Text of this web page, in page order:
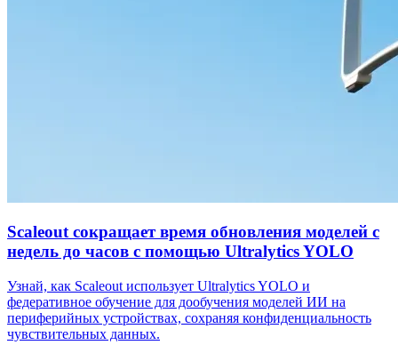
Scaleout сокращает время обновления моделей с
недель до часов с помощью Ultralytics YOLO
Узнай, как Scaleout использует Ultralytics YOLO и
федеративное обучение для дообучения моделей ИИ на
периферийных устройствах, сохраняя конфиденциальность
чувствительных данных.